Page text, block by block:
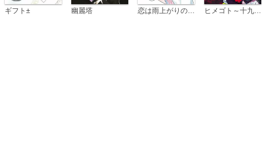
ギフト± 幽麗塔 ヒメゴト～十九歳の制服～